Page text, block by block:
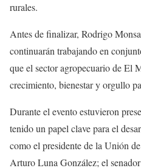
rurales.
Antes de finalizar, Rodrigo
continuarán trabajando en
que el sector agropecuario de El
crecimiento, bienestar y orgullo
Durante el evento estuvieron
tenido un papel clave para el
como el presidente de la Unión
Arturo Luna González; el